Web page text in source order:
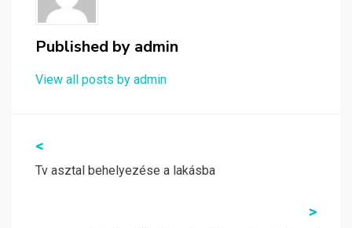
Published by admin
View all posts by admin
Bejegyzés
navigáció
<
Tv asztal behelyezése a lakásba
>